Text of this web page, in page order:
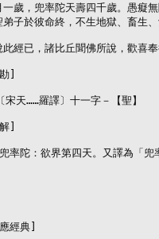
一歲，兜率陀天壽四千歲。愚癡
弟子於彼命終，不生地獄、畜生
此經已，諸比丘聞佛所說，歡喜
]
宋天……羅譯〕十一字－【聖】
]
陀：欲界第四天。又譯為「兜
經典]